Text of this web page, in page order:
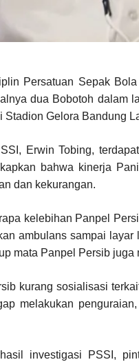
Persatuan Sepak
dua Bobotoh dalam
Stadion Gelora Bandung
Erwin Tobing,
bahwa kinerja
dan kekurangan.
kelebihan Panpel
ambulans sampai
mata Panpel Persib
kurang sosialisasi
melakukan
investigasi PSSI,